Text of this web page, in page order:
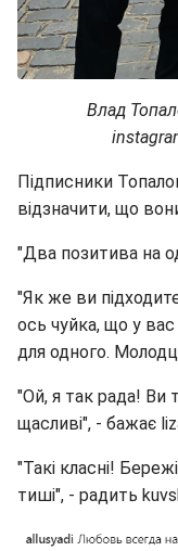
Влад
Підписники
відзначити, що
"Два позитива на
"Як же ви
ось чуйка, що у
для одного.
"Ой, я так рада! Ви
щасливі", - бажає
"Такі класні!
тиші", - радить